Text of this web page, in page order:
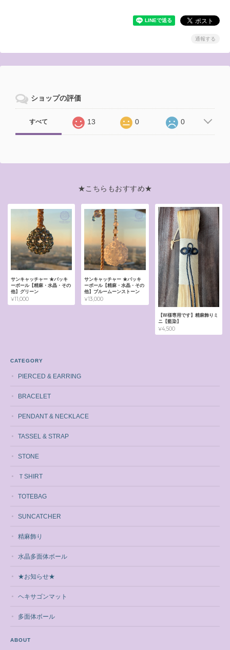
通報する
ショップの評価
すべて 13 0 0
★こちらもおすすめ★
サンキャッチャー ★バッキ
ーボール【精麻・水晶・その
他】グリーン
¥11,000
サンキャッチャー ★バッキ
ーボール【精麻・水晶・その
他】ブルームーンストーン
¥13,000
【W様専用です】精麻飾りミ
ニ【藍染】
¥4,500
CATEGORY
PIERCED & EARRING
BRACELET
PENDANT & NECKLACE
TASSEL & STRAP
STONE
ＴSHIRT
TOTEBAG
SUNCATCHER
精麻飾り
水晶多面体ボール
★お知らせ★
ヘキサゴンマット
多面体ボール
ABOUT